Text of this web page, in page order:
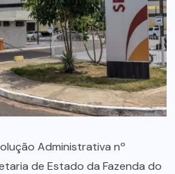
Administrativa nº
de Estado da Fazenda do